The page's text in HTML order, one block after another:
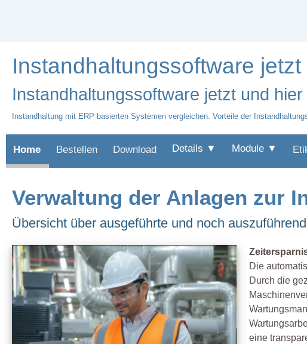
Instandhaltungssoftware
Instandhaltungssoftware jetzt und
Instandhaltung mit ERP basierten Systemen vergleichen. Vorteile der
Home Bestellen Download Details ▼ Module ▼
Verwaltung der Anlagen zur
Übersicht über ausgeführte und noch
Die
Durch die
eine